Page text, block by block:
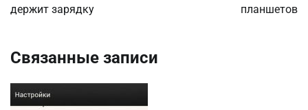
записям
держит зарядку
планшетов
Связанные записи